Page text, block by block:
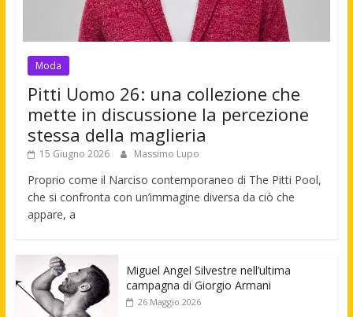
Moda
Pitti Uomo 26: una collezione che
mette in discussione la percezione
stessa della maglieria
15 Giugno 2026 Massimo Lupo
Proprio come il Narciso contemporaneo di The Pitti Pool,
che si confronta con un’immagine diversa da ciò che
appare, a
Miguel Angel Silvestre nell’ultima
campagna di Giorgio Armani
26 Maggio 2026